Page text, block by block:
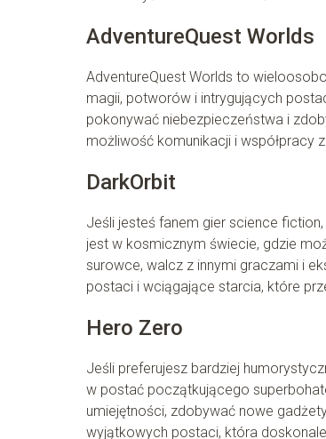
AdventureQuest Worlds
AdventureQuest Worlds to
magii, potworów i intrygujących
pokonywać niebezpieczeństwa i
możliwość komunikacji i współpracy
DarkOrbit
Jeśli jesteś fanem gier science
jest w kosmicznym świecie, gdzie
surowce, walcz z innymi graczami i
postaci i wciągające starcia, które
Hero Zero
Jeśli preferujesz bardziej
w postać początkującego
umiejętności, zdobywać nowe
wyjątkowych postaci, która